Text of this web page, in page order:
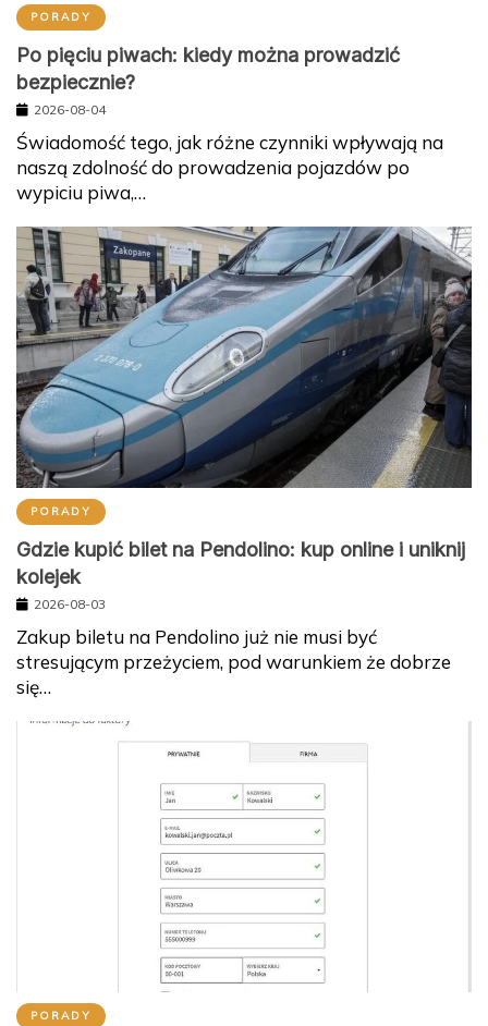
PORADY
Po pięciu piwach: kiedy można prowadzić
bezpiecznie?
2026-08-04
Świadomość tego, jak różne czynniki wpływają na
naszą zdolność do prowadzenia pojazdów po
wypiciu piwa,…
PORADY
Gdzie kupić bilet na Pendolino: kup online i uniknij
kolejek
2026-08-03
Zakup biletu na Pendolino już nie musi być
stresującym przeżyciem, pod warunkiem że dobrze
się…
PORADY